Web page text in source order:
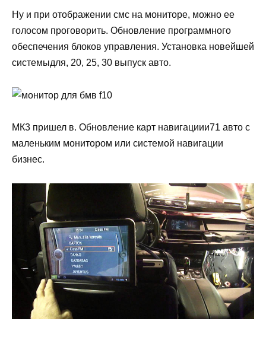
Ну и при отображении смс на мониторе, можно ее
голосом проговорить. Обновление программного
обеспечения блоков управления. Установка новейшей
системыдля, 20, 25, 30 выпуск авто.
МК3 пришел в. Обновление карт навигациии71 авто с
маленьким монитором или системой навигации
бизнес.